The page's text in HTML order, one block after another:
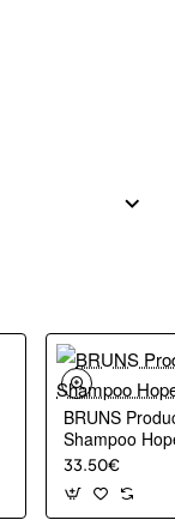
BRUNS
Shampoo
33.50€